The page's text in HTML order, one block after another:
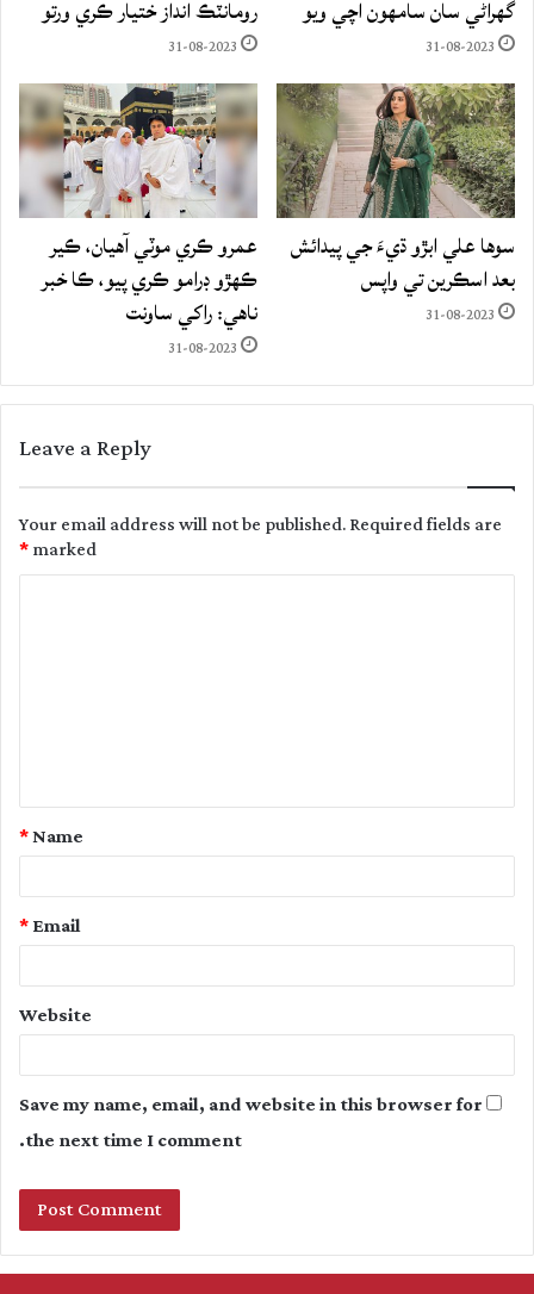
گهراڻي سان سامهون اچي ويو
31-08-2023
رومانٽڪ انداز ختيار ڪري ورتو
31-08-2023
سوها علي ابڙو ڌيءَ جي پيدائش
بعد اسڪرين تي واپس
31-08-2023
عمرو ڪري موٽي آهيان، ڪير
ڪهڙو ڊرامو ڪري پيو، ڪا خبر
ناهي: راکي ساونت
31-08-2023
Leave a Reply
Your email address will not be published.Required fields are
marked
*
t
Name
*
Email
*
Website
Save my name, email, and website in this browser for
the next time I comment.